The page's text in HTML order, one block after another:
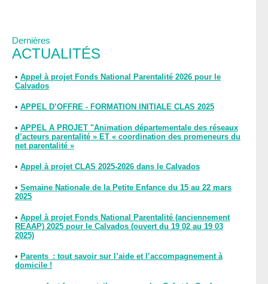
Dernières
ACTUALITÉS
• Appel à projet Fonds National Parentalité 2026 pour le
Calvados
• APPEL D’OFFRE - FORMATION INITIALE CLAS 2025
• APPEL A PROJET "Animation départementale des réseaux
d’acteurs parentalité » ET « coordination des promeneurs du
net parentalité »
• Appel à projet CLAS 2025-2026 dans le Calvados
• Semaine Nationale de la Petite Enfance du 15 au 22 mars
2025
• Appel à projet Fonds National Parentalité (anciennement
REAAP) 2025 pour le Calvados (ouvert du 19 02 au 19 03
2025)
• Parents : tout savoir sur l’aide et l’accompagnement à
domicile !